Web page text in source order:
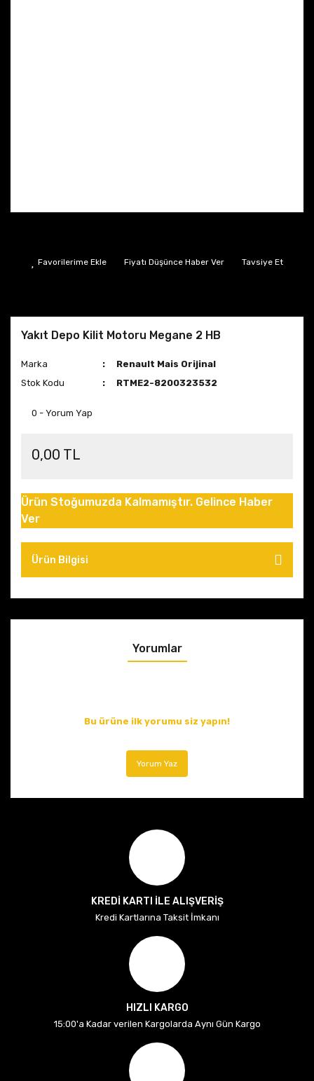
Fiyatı Düşünce Haber Ver Tavsiye Et
Yakıt Depo Kilit Motoru Megane 2 HB
Marka
Renault Mais Orijinal
Stok Kodu
RTME2-8200323532
0 - Yorum Yap
0,00 TL
Ürün Stoğumuzda Kalmamıştır. Gelince Haber
Ver
Ürün Bilgisi
Yorumlar
Bu ürüne ilk yorumu siz yapın!
Yorum Yaz
KREDİ KARTI İLE ALIŞVERİŞ
Kredi Kartlarına Taksit İmkanı
HIZLI KARGO
15:00'a Kadar verilen Kargolarda Aynı Gün Kargo